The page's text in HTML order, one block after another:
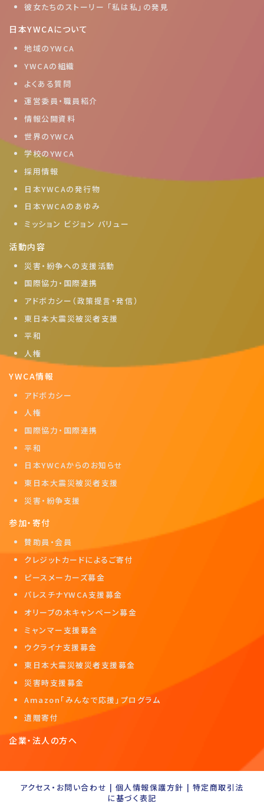
彼女たちのストーリー 「私は私」の発見
日本YWCAについて
地域のYWCA
YWCAの組織
よくある質問
運営委員・職員紹介
情報公開資料
世界のYWCA
学校のYWCA
採用情報
日本YWCAの発行物
日本YWCAのあゆみ
ミッション ビジョン バリュー
活動内容
災害・紛争への支援活動
国際協力・国際連携
アドボカシー（政策提言・発信）
東日本大震災被災者支援
平和
人権
YWCA情報
アドボカシー
人権
国際協力・国際連携
平和
日本YWCAからのお知らせ
東日本大震災被災者支援
災害・紛争支援
参加・寄付
賛助員・会員
クレジットカードによるご寄付
ピースメーカーズ募金
パレスチナYWCA支援募金
オリーブの木キャンペーン募金
ミャンマー支援募金
ウクライナ支援募金
東日本大震災被災者支援募金
災害時支援募金
Amazon「みんなで応援」プログラム
遺贈寄付
企業・法人の方へ
アクセス・お問い合わせ | 個人情報保護方針 | 特定商取引法
に基づく表記